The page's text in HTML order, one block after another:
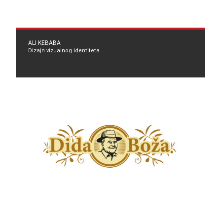
ALI KEBABA
Dizajn vizualnog identiteta.